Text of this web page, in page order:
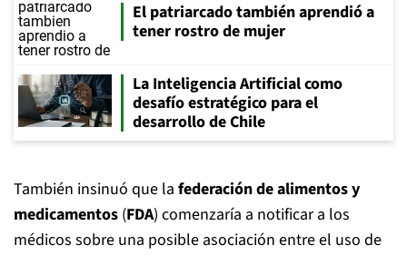
El patriarcado también aprendió a
tener rostro de mujer
La Inteligencia Artificial como
desafío estratégico para el
desarrollo de Chile
También insinuó que la federación de alimentos y
medicamentos (FDA) comenzaría a notificar a los
médicos sobre una posible asociación entre el uso de